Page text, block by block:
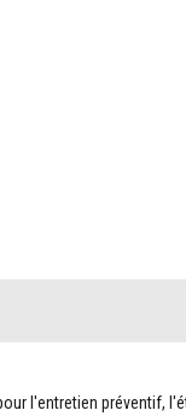
l'entretien préventif,